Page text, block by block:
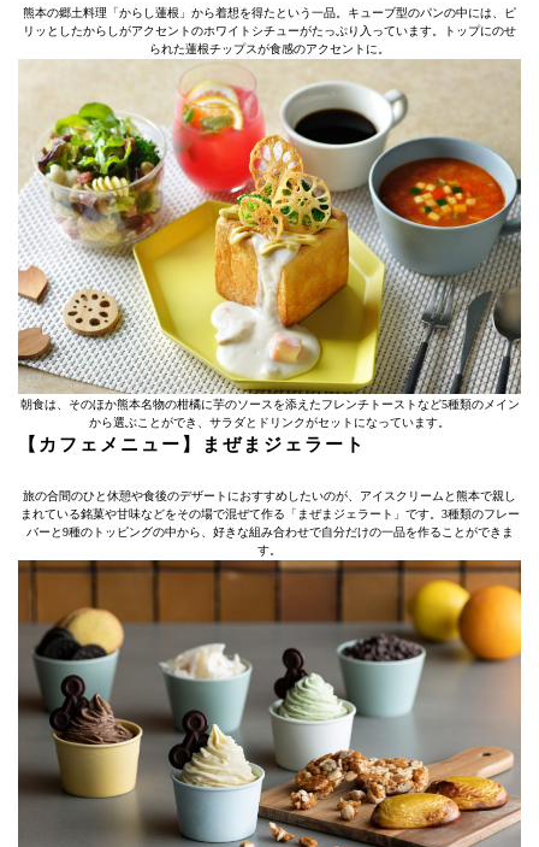
熊本の郷土料理「からし蓮根」から着想を得たという一品。キューブ型のパンの中には、ピ
リッとしたからしがアクセントのホワイトシチューがたっぷり入っています。トップにのせ
られた蓮根チップスが食感のアクセントに。
朝食は、そのほか熊本名物の柑橘に芋のソースを添えたフレンチトーストなど5種類のメイン
から選ぶことができ、サラダとドリンクがセットになっています。
【カフェメニュー】まぜまジェラート
旅の合間のひと休憩や食後のデザートにおすすめしたいのが、アイスクリームと熊本で親し
まれている銘菓や甘味などをその場で混ぜて作る「まぜまジェラート」です。3種類のフレー
バーと9種のトッピングの中から、好きな組み合わせで自分だけの一品を作ることができま
す。